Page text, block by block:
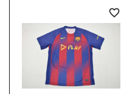
favorite_border